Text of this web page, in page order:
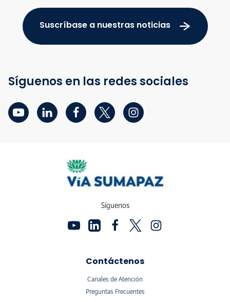
Suscríbase a nuestras noticias
Síguenos en las redes sociales
Síguenos
Contáctenos
Canales de Atención
Preguntas Frecuentes